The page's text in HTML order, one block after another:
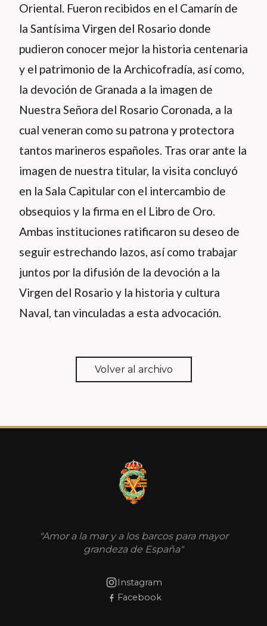
Oriental. Fueron recibidos en el Camarín de
la Santísima Virgen del Rosario donde
pudieron conocer mejor la historia centenaria
y el patrimonio de la Archicofradía, así como,
la devoción de Granada a la imagen de
Nuestra Señora del Rosario Coronada, a la
cual veneran como su patrona y protectora
tantos marineros españoles. Tras orar ante la
imagen de nuestra titular, la visita concluyó
en la Sala Capitular con el intercambio de
obsequios y la firma en el Libro de Oro.
Ambas instituciones ratificaron su deseo de
seguir estrechando lazos, así como trabajar
juntos por la difusión de la devoción a la
Virgen del Rosario y la historia y cultura
Naval, tan vinculadas a esta advocación.
Volver al archivo
"Amor a la mar y a los barcos para mayor
grandeza de España"
Instagram
Facebook